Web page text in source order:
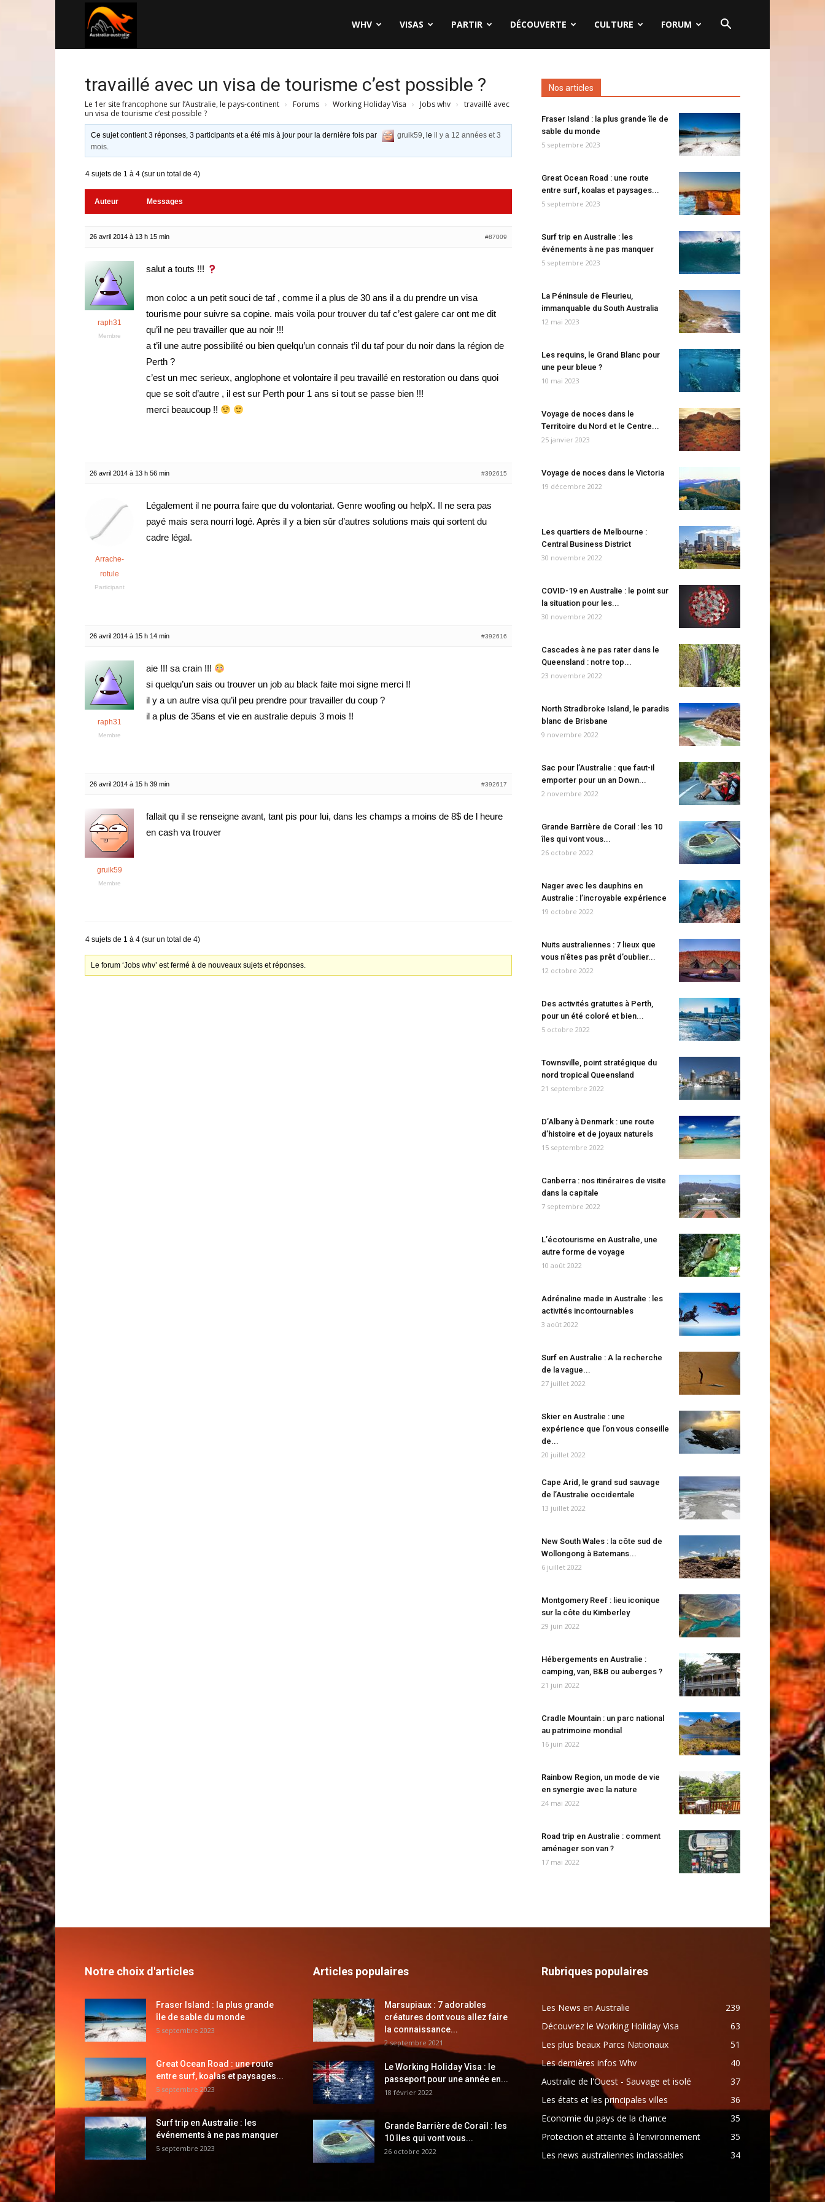
WHV VISAS PARTIR DÉCOUVERTE CULTURE FORUM
travaillé avec un visa de tourisme c’est possible ?
Le 1er site francophone sur l’Australie, le pays-continent › Forums › Working Holiday Visa › Jobs whv › travaillé avec
un visa de tourisme c’est possible ?
Ce sujet contient 3 réponses, 3 participants et a été mis à jour pour la dernière fois par gruik59, leil y a 12 années et 3
mois.
4 sujets de 1 à 4 (sur un total de 4)
Auteur Messages
26 avril 2014 à 13 h 15 min #87009
raph31
Membre
salut a touts !!!
mon coloc a un petit souci de taf , comme il a plus de 30 ans il a du prendre un visa
tourisme pour suivre sa copine. mais voila pour trouver du taf c’est galere car ont me dit
qu’il ne peu travailler que au noir !!!
a t’il une autre possibilité ou bien quelqu’un connais t’il du taf pour du noir dans la région de
Perth ?
c’est un mec serieux, anglophone et volontaire il peu travaillé en restoration ou dans quoi
que se soit d’autre , il est sur Perth pour 1 ans si tout se passe bien !!!
merci beaucoup !!
26 avril 2014 à 13 h 56 min #392615
Arrache-
rotule
Participant
Légalement il ne pourra faire que du volontariat. Genre woofing ou helpX. Il ne sera pas
payé mais sera nourri logé. Après il y a bien sûr d’autres solutions mais qui sortent du
cadre légal.
26 avril 2014 à 15 h 14 min #392616
raph31
Membre
aie !!! sa crain !!!
si quelqu’un sais ou trouver un job au black faite moi signe merci !!
il y a un autre visa qu’il peu prendre pour travailler du coup ?
il a plus de 35ans et vie en australie depuis 3 mois !!
26 avril 2014 à 15 h 39 min #392617
gruik59
Membre
fallait qu il se renseigne avant, tant pis pour lui, dans les champs a moins de 8$ de l heure
en cash va trouver
4 sujets de 1 à 4 (sur un total de 4)
Le forum ‘Jobs whv’ est fermé à de nouveaux sujets et réponses.
Nos articles
Fraser Island : la plus grande île de
sable du monde
5 septembre 2023
Great Ocean Road : une route
entre surf, koalas et paysages...
5 septembre 2023
Surf trip en Australie : les
événements à ne pas manquer
5 septembre 2023
La Péninsule de Fleurieu,
immanquable du South Australia
12 mai 2023
Les requins, le Grand Blanc pour
une peur bleue ?
10 mai 2023
Voyage de noces dans le
Territoire du Nord et le Centre...
25 janvier 2023
Voyage de noces dans le Victoria
19 décembre 2022
Les quartiers de Melbourne :
Central Business District
30 novembre 2022
COVID-19 en Australie : le point sur
la situation pour les...
30 novembre 2022
Cascades à ne pas rater dans le
Queensland : notre top...
23 novembre 2022
North Stradbroke Island, le paradis
blanc de Brisbane
9 novembre 2022
Sac pour l’Australie : que faut-il
emporter pour un an Down...
2 novembre 2022
Grande Barrière de Corail : les 10
îles qui vont vous...
26 octobre 2022
Nager avec les dauphins en
Australie : l’incroyable expérience
19 octobre 2022
Nuits australiennes : 7 lieux que
vous n’êtes pas prêt d’oublier...
12 octobre 2022
Des activités gratuites à Perth,
pour un été coloré et bien...
5 octobre 2022
Townsville, point stratégique du
nord tropical Queensland
21 septembre 2022
D’Albany à Denmark : une route
d’histoire et de joyaux naturels
15 septembre 2022
Canberra : nos itinéraires de visite
dans la capitale
7 septembre 2022
L’écotourisme en Australie, une
autre forme de voyage
10 août 2022
Adrénaline made in Australie : les
activités incontournables
3 août 2022
Surf en Australie : A la recherche
de la vague...
27 juillet 2022
Skier en Australie : une
expérience que l’on vous conseille
de...
20 juillet 2022
Cape Arid, le grand sud sauvage
de l’Australie occidentale
13 juillet 2022
New South Wales : la côte sud de
Wollongong à Batemans...
6 juillet 2022
Montgomery Reef : lieu iconique
sur la côte du Kimberley
29 juin 2022
Hébergements en Australie :
camping, van, B&B ou auberges ?
21 juin 2022
Cradle Mountain : un parc national
au patrimoine mondial
16 juin 2022
Rainbow Region, un mode de vie
en synergie avec la nature
24 mai 2022
Road trip en Australie : comment
aménager son van ?
17 mai 2022
Notre choix d'articles
Fraser Island : la plus grande
île de sable du monde
5 septembre 2023
Great Ocean Road : une route
entre surf, koalas et paysages...
5 septembre 2023
Surf trip en Australie : les
événements à ne pas manquer
5 septembre 2023
Articles populaires
Marsupiaux : 7 adorables
créatures dont vous allez faire
la connaissance...
2 septembre 2021
Le Working Holiday Visa : le
passeport pour une année en...
18 février 2022
Grande Barrière de Corail : les
10 îles qui vont vous...
26 octobre 2022
Rubriques populaires
Les News en Australie
239
Découvrez le Working Holiday Visa
63
Les plus beaux Parcs Nationaux
51
Les dernières infos Whv
40
Australie de l'Ouest - Sauvage et isolé
37
Les états et les principales villes
36
Economie du pays de la chance
35
Protection et atteinte à l'environnement
35
Les news australiennes inclassables
34